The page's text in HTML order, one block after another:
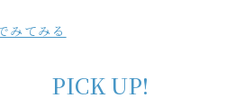
みてみる
PICK UP!